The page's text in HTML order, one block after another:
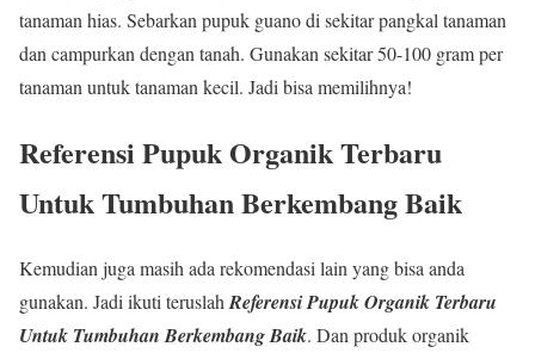
tanaman hias. Sebarkan pupuk guano di sekitar pangkal tanaman
dan campurkan dengan tanah. Gunakan sekitar 50-100 gram per
tanaman untuk tanaman kecil. Jadi bisa memilihnya!
Referensi Pupuk Organik Terbaru
Untuk Tumbuhan Berkembang Baik
Kemudian juga masih ada rekomendasi lain yang bisa anda
gunakan. Jadi ikuti teruslah Referensi Pupuk Organik Terbaru
Untuk Tumbuhan Berkembang Baik. Dan produk organik